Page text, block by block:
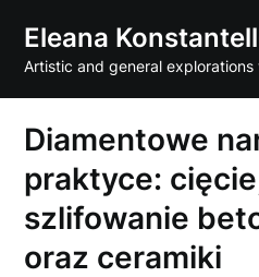
content
Eleana
Artistic and general explorations
Diamentowe
praktyce:
szlifowanie
oraz ceramiki